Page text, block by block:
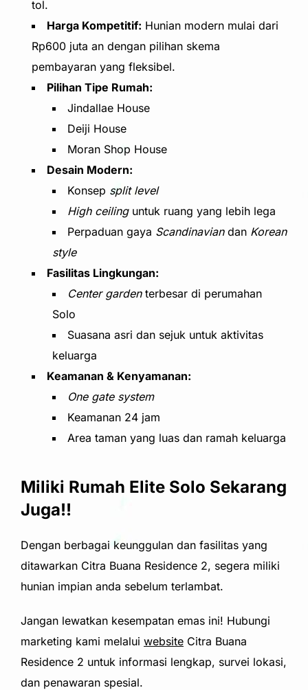
tol.
Harga Kompetitif: Hunian modern mulai dari
Rp600 juta an dengan pilihan skema
pembayaran yang fleksibel.
Pilihan Tipe Rumah:
Jindallae House
Deiji House
Moran Shop House
Desain Modern:
Konsep split level
High ceilinguntuk ruang yang lebih lega
Perpaduan gaya Scandinaviandan Korean
style
Fasilitas Lingkungan:
Center gardenterbesar di perumahan
Solo
Suasana asri dan sejuk untuk aktivitas
keluarga
Keamanan & Kenyamanan:
One gate system
Keamanan 24 jam
Area taman yang luas dan ramah keluarga
Miliki Rumah Elite Solo Sekarang
Juga!!
Dengan berbagai keunggulan dan fasilitas yang
ditawarkan Citra Buana Residence 2, segera miliki
hunian impian anda sebelum terlambat.
Jangan lewatkan kesempatan emas ini! Hubungi
marketing kami melalui website Citra Buana
Residence 2 untuk informasi lengkap, survei lokasi,
dan penawaran spesial.